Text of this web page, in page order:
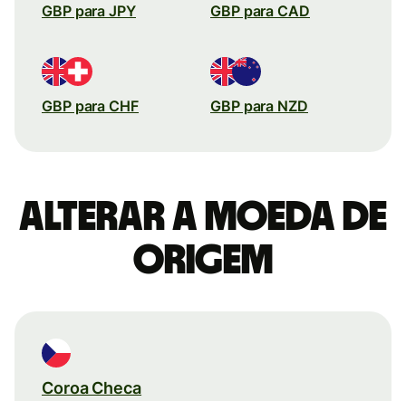
GBP para JPY GBP para CAD
GBP para CHF GBP para NZD
Alterar a moeda de
origem
Coroa Checa